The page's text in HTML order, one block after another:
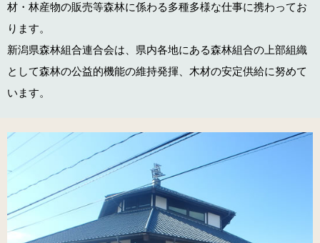
材・林産物の販売等森林に係わる多種多様な仕事に携わってお
ります。
新潟県森林組合連合会は、県内各地にある森林組合の上部組織
として森林の公益的機能の維持発揮、木材の安定供給に努めて
います。